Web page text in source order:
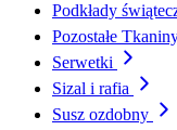
Podkłady
Pozostałe
Serwetki
Sizal i rafia
Susz ozdobny